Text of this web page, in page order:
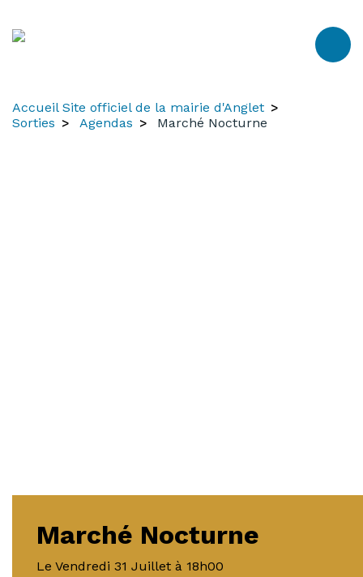
Accueil Site officiel de la mairie d'Anglet
Sorties
Agendas Marché Nocturne
Marché Nocturne
Le Vendredi 31 Juillet à 18h00